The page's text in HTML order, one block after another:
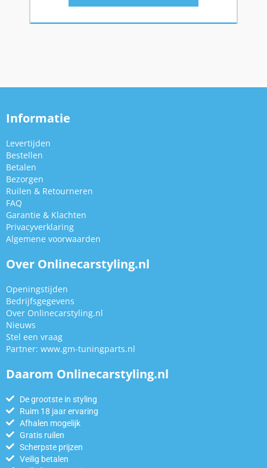
Informatie
Levertijden
Bestellen
Betalen
Bezorgen
Ruilen & Retourneren
FAQ
Garantie & Klachten
Privacyverklaring
Algemene voorwaarden
Over Onlinecarstyling.nl
Openingstijden
Bedrijfsgegevens
Over Onlinecarstyling.nl
Nieuws
Stel een vraag
Partner: www.gm-tuningparts.nl
Daarom Onlinecarstyling.nl
De grootste in styling
Ruim 18 jaar ervaring
Afhalen mogelijk
Gratis ruilen
Scherpste prijzen
Veilig betalen